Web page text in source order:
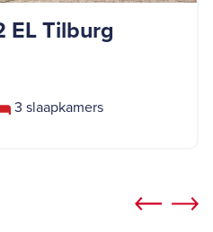
EL Tilburg
3 slaapkamers